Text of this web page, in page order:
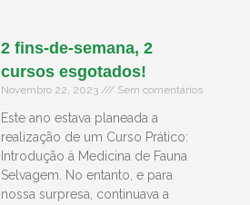
2 fins-de-semana, 2
cursos esgotados!
Novembro 22, 2023 Sem comentários
Este ano estava planeada a
realização de um Curso Prático:
Introdução à Medicina de Fauna
Selvagem. No entanto, e para
nossa surpresa, continuava a